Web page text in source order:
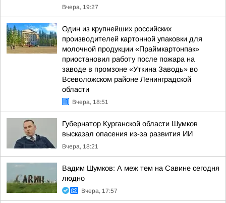
Вчера, 19:27
Один из крупнейших российских
производителей картонной упаковки для
молочной продукции «Праймкартонпак»
приостановил работу после пожара на
заводе в промзоне «Уткина Заводь» во
Всеволожском районе Ленинградской
области
Вчера, 18:51
Губернатор Курганской области Шумков
высказал опасения из-за развития ИИ
Вчера, 18:21
Вадим Шумков: А меж тем на Савине сегодня
людно
Вчера, 17:57